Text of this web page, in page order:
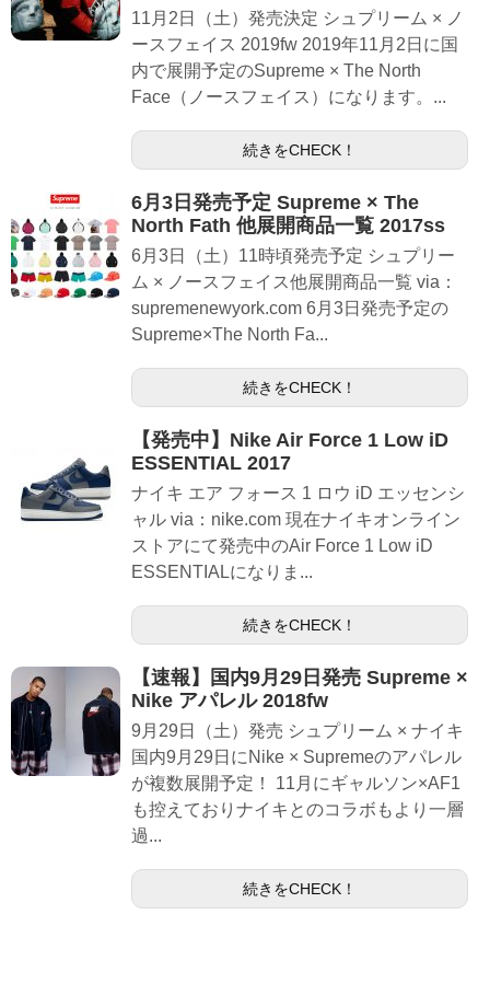
11月2日（土）発売決定 シュプリーム × ノ
ースフェイス 2019fw 2019年11月2日に国
内で展開予定のSupreme × The North
Face（ノースフェイス）になります。...
続きをCHECK！
6月3日発売予定 Supreme × The
North Fath 他展開商品一覧 2017ss
6月3日（土）11時頃発売予定 シュプリー
ム × ノースフェイス他展開商品一覧 via：
supremenewyork.com 6月3日発売予定の
Supreme×The North Fa...
続きをCHECK！
【発売中】Nike Air Force 1 Low iD
ESSENTIAL 2017
ナイキ エア フォース 1 ロウ iD エッセンシ
ャル via：nike.com 現在ナイキオンライン
ストアにて発売中のAir Force 1 Low iD
ESSENTIALになりま...
続きをCHECK！
【速報】国内9月29日発売 Supreme ×
Nike アパレル 2018fw
9月29日（土）発売 シュプリーム × ナイキ
国内9月29日にNike × Supremeのアパレル
が複数展開予定！ 11月にギャルソン×AF1
も控えておりナイキとのコラボもより一層
過...
続きをCHECK！